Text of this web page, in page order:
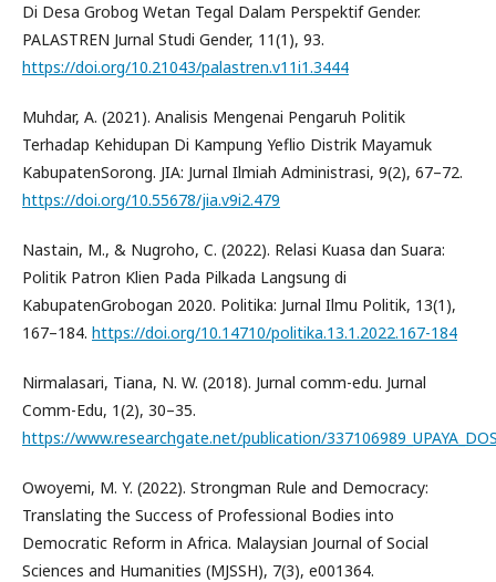
Di Desa Grobog Wetan Tegal Dalam Perspektif Gender.
PALASTREN Jurnal Studi Gender, 11(1), 93.
https://doi.org/10.21043/palastren.v11i1.3444
Muhdar, A. (2021). Analisis Mengenai Pengaruh Politik
Terhadap Kehidupan Di Kampung Yeflio Distrik Mayamuk
KabupatenSorong. JIA: Jurnal Ilmiah Administrasi, 9(2), 67–72.
https://doi.org/10.55678/jia.v9i2.479
Nastain, M., & Nugroho, C. (2022). Relasi Kuasa dan Suara:
Politik Patron Klien Pada Pilkada Langsung di
KabupatenGrobogan 2020. Politika: Jurnal Ilmu Politik, 13(1),
167–184. https://doi.org/10.14710/politika.13.1.2022.167-184
Nirmalasari, Tiana, N. W. (2018). Jurnal comm-edu. Jurnal
Comm-Edu, 1(2), 30–35.
https://www.researchgate.net/publication/
Owoyemi, M. Y. (2022). Strongman Rule and Democracy:
Translating the Success of Professional Bodies into
Democratic Reform in Africa. Malaysian Journal of Social
Sciences and Humanities (MJSSH), 7(3), e001364.